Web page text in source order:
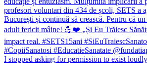
I stopped asking for permission to exist